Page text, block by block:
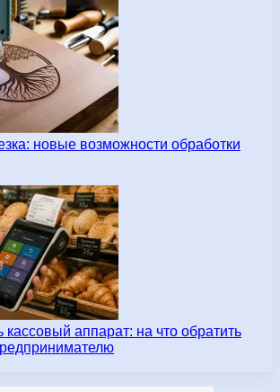
новые возможности обработки
кассовый аппарат: на что обратить